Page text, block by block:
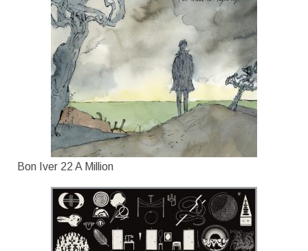
Bon Iver 22 A Million